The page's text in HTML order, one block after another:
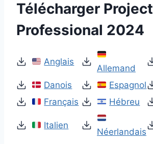
Télécharger Project
Professional 2024
Anglais
Allemand
Danois Espagnol
Français
Hébreu
Italien
Néerlandais